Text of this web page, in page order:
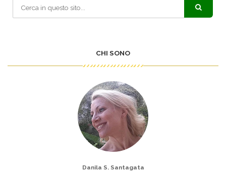
CHI SONO
Danila S. Santagata